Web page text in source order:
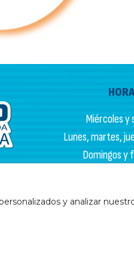
y analizar
Miércoles y
Lunes, martes,
Domingos y
Lunes a